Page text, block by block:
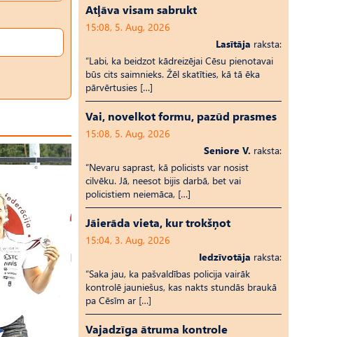
Atļāva visam sabrukt
15:08, 5. Aug, 2026
Lasītāja raksta:
“Labi, ka beidzot kādreizējai Cēsu pienotavai
būs cits saimnieks. Žēl skatīties, kā tā ēka
pārvērtusies […]
Vai, novelkot formu, pazūd prasmes
15:08, 5. Aug, 2026
Seniore V. raksta:
“Nevaru saprast, kā policists var nosist
cilvēku. Jā, neesot bijis darbā, bet vai
policistiem neiemāca, […]
Jāierāda vieta, kur trokšņot
15:04, 3. Aug, 2026
Iedzīvotāja raksta:
“Saka jau, ka pašvaldības policija vairāk
kontrolē jauniešus, kas nakts stundās braukā
pa Cēsīm ar […]
Vajadzīga ātruma kontrole